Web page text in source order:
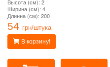
Высота (см): 2
Ширина (см): 4
Длинна (см): 200
54 грн/штука
В корзину!